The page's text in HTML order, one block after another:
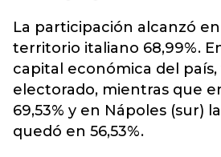
La participación alcanzó
territorio italiano 68,99%.
capital económica del país,
electorado, mientras que
69,53% y en Nápoles (sur)
quedó en 56,53%.